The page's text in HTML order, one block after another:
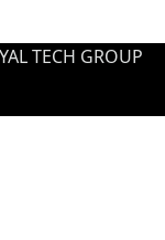
TECH GROUP